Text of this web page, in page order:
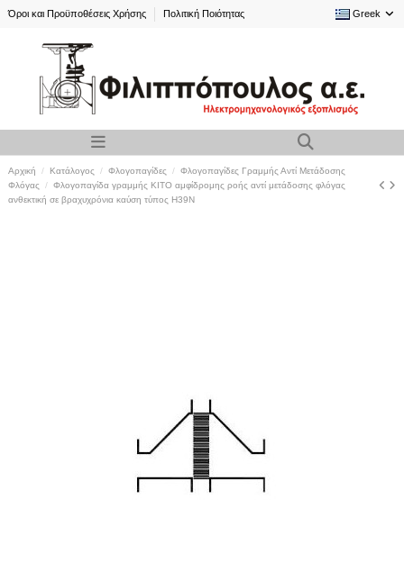
Όροι και Προϋποθέσεις Χρήσης Πολιτική Ποιότητας Greek
Αρχική Κατάλογος Φλογοπαγίδες
Φλογοπαγίδες Γραμμής Αντί Μετάδοσης
Φλόγας
Φλογοπαγίδα γραμμής KITO αμφίδρομης ροής αντί μετάδοσης φλόγας
ανθεκτική σε βραχυχρόνια καύση τύπος H39N